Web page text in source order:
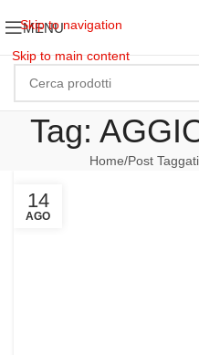
Skip to navigation
Skip to main content
MENU
Tag:
Home Post
14
AGO